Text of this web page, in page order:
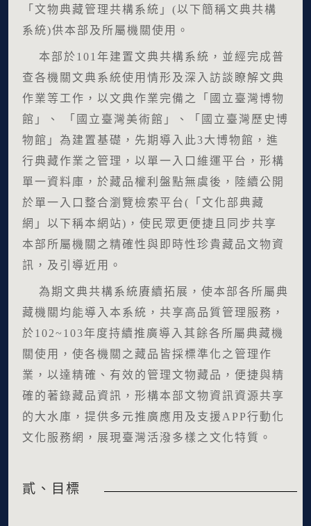
「文物典藏管理共構系統」(以下簡稱文典共構
系統)供本部及所屬機關使用。
本部於101年建置文典共構系統，並經完成普
查各機關文典系統使用情形及深入訪談瞭解文典
作業等工作，以文典作業完備之「國立臺灣博物
館」、 「國立臺灣美術館」、「國立臺灣歷史博
物館」為建置基礎，先期導入此3大博物館，進
行典藏作業之管理，以單一入口維運平台，形構
單一資料庫，於藏品權利盤點無虞後，陸續公開
於單一入口整合瀏覽檢索平台(「文化部典藏
網」以下稱本網站)，使民眾更便捷且同步共享
本部所屬機關之精確性與即時性珍貴藏品文物資
訊，及引導近用。
為期文典共構系統賡續拓展，使本部各所屬典
藏機關均能導入本系統，共享高品質管理服務，
於102~103年度持續推廣導入其餘各所屬典藏機
關使用，使各機關之藏品皆採標準化之管理作
業，以達精確、有效的管理文物藏品，便捷與精
確的著錄藏品資訊，形構本部文物資訊資源共享
的大水庫，提供多元推廣應用及支援APP行動化
文化服務網，展現臺灣活潑多樣之文化特質。
貳、目標